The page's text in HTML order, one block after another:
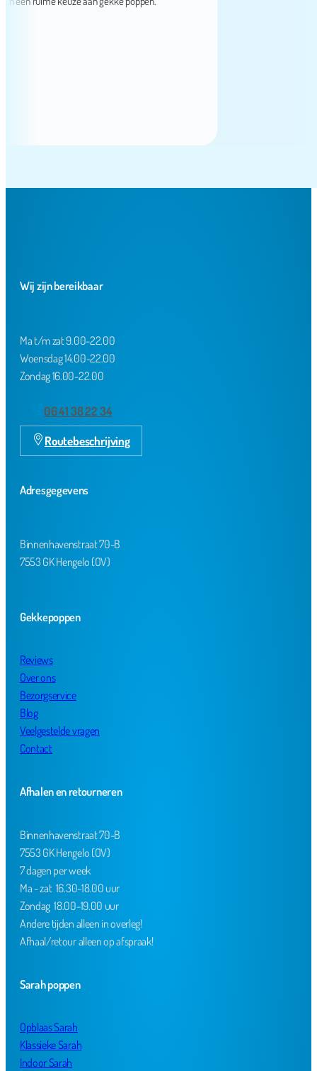
Wij zijn bereikbaar
Ma t/m zat 9.00-22.00
Woensdag 14.00-22.00
Zondag 16.00-22.00
06 41 38 22 34
Routebeschrijving
Adresgegevens
Binnenhavenstraat 70-B
7553 GK Hengelo (OV)
Gekkepoppen
Reviews
Over ons
Bezorgservice
Blog
Veelgestelde vragen
Contact
Afhalen en retourneren
Binnenhavenstraat 70-B
7553 GK Hengelo (OV)
7 dagen per week
Ma - zat 16.30-18.00 uur
Zondag 18.00-19.00 uur
Andere tijden alleen in overleg!
Afhaal/retour alleen op afspraak!
Sarah poppen
Opblaas Sarah
Klassieke Sarah
Indoor Sarah